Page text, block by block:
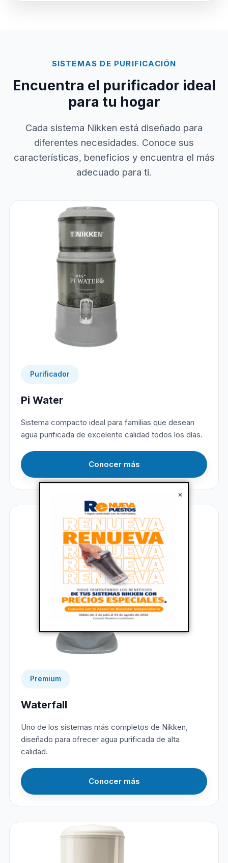
×
SISTEMAS DE PURIFICACIÓN
Encuentra el purificador ideal
para tu hogar
Cada sistema Nikken está diseñado para
diferentes necesidades. Conoce sus
características, beneficios y encuentra el más
adecuado para ti.
Purificador
Pi Water
Sistema compacto ideal para familias que desean
agua purificada de excelente calidad todos los días.
Conocer más
Premium
Waterfall
Uno de los sistemas más completos de Nikken,
diseñado para ofrecer agua purificada de alta
calidad.
Conocer más